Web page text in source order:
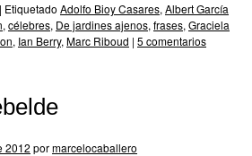
| Etiquetado Adolfo Bioy Casares, Albert García
, célebres, De jardines ajenos, frases, Graciela
, Ian Berry, Marc Riboud | 5 comentarios
2012 pormarcelocaballero